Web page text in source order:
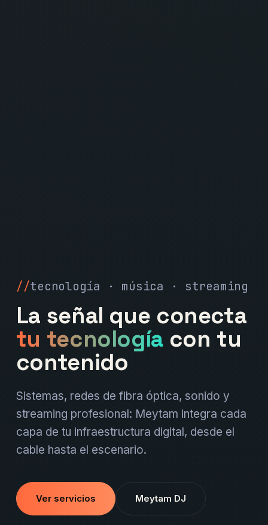
tecnología · música · streaming
La señal que conecta
tu tecnología con tu
contenido
Sistemas, redes de fibra óptica, sonido y
streaming profesional: Meytam integra cada
capa de tu infraestructura digital, desde el
cable hasta el escenario.
Ver servicios Meytam DJ